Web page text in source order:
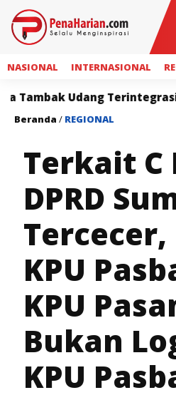
NASIONAL INTERNASIONAL
Terintegrasi Sahroni:
Beranda / REGIONAL
Terkait C
DPRD
KPU
KPU
Bukan
KPU